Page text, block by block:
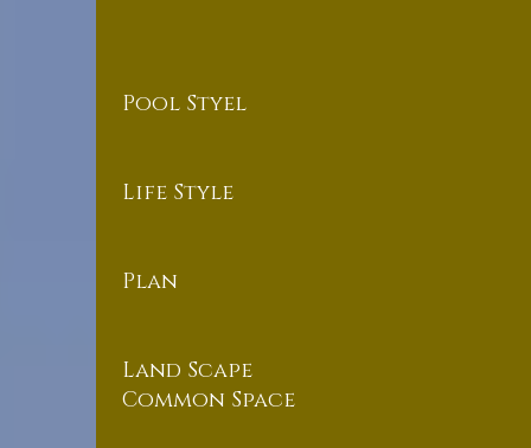
Pool Styel
Life Style
Plan
Land Scape
Common Space